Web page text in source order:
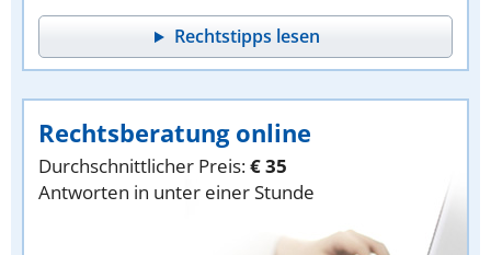
Rechtstipps lesen
Rechtsberatung online
Durchschnittlicher Preis:€ 35
Antworten in unter einer Stunde